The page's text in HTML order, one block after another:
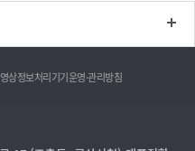
영상정보처리기기운영·관리방침